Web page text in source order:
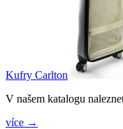
Kufry Carlton
V našem katalogu
více →